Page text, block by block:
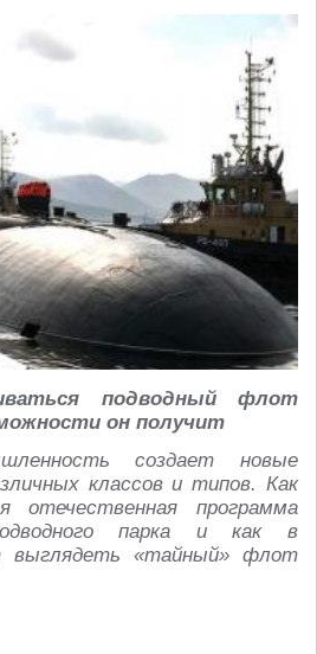
подводный флот
он получит
создает новые
классов и типов. Как
отечественная программа
парка и как в
выглядеть «тайный» флот